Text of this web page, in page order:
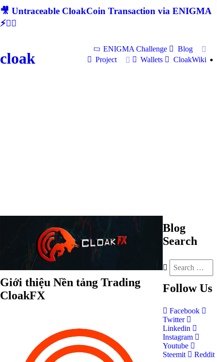
🎥 Untraceable CloakCoin Transaction via ENIGMA
⚡🕵‍♂
cloak
ENIGMA Challenge
Blog
Project
Wallets CloakWiki
Giới thiệu Nền tảng Trading
CloakFX
Blog
Search
Follow Us
Facebook
Twitter
Linkedin
Instagram
Youtube
Steemit
Reddit